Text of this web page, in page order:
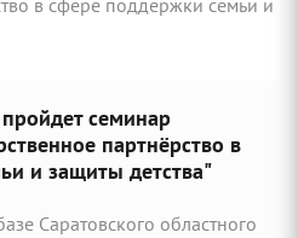
семинар
партнёрство в
и защиты детства"
Саратовского областного